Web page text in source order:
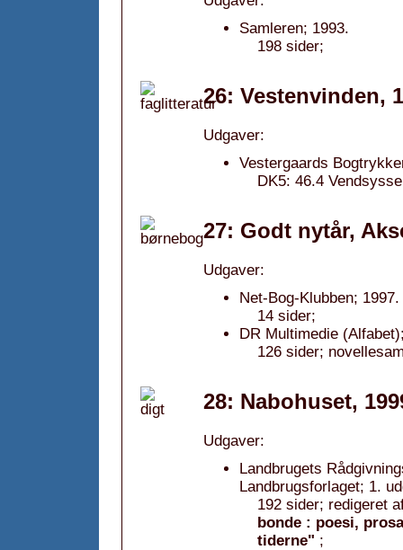
Samleren; 1993.
198 sider;
26: Vestenvinden,
Udgaver:
Vestergaards
DK5: 46.4
27: Godt nytår,
Udgaver:
Net-Bog-Klubben; 1997.
14 sider;
DR Multimedie
126 sider;
28: Nabohuset,
Udgaver:
Landbrugets
Landbrugsforlaget; 1.
192 sider; redigeret
bonde : poesi,
tiderne" ;